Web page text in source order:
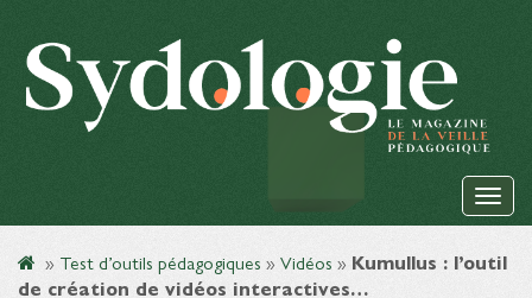
» Test d’outils pédagogiques » Vidéos » Kumullus : l’outil
de création de vidéos interactives…